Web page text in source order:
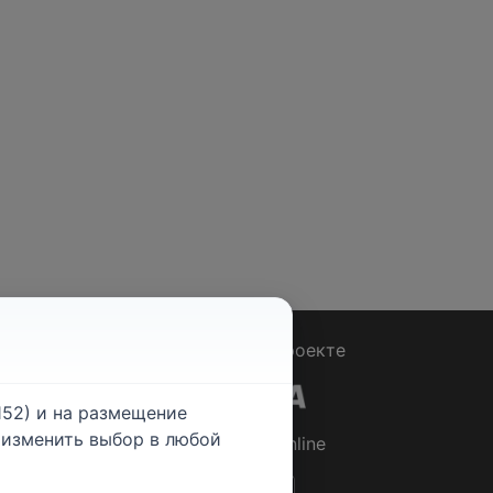
О проекте
© 2026Rabotniki.online
и на размещение
выбор в любой